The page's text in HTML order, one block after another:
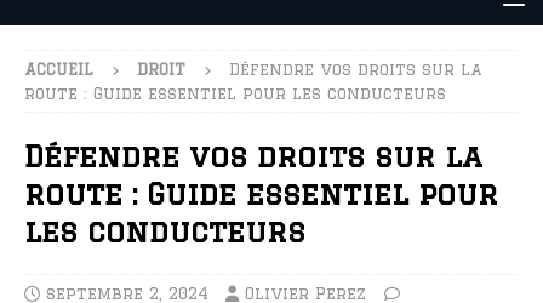
ACCUEIL DROIT
Défendre vos droits sur la
route : Guide essentiel pour les conducteurs
Défendre vos droits sur la
route : Guide essentiel pour
les conducteurs
septembre 2, 2024
Olivier Perez